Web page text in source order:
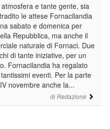
di Redazione
e tante gente, sia
le attese Fornacilandia
sabato e domenica per
Repubblica, ma anche il
naturale di Fornaci. Due
di tante iniziative, per un
Fornacilandia ha regalato
eventi. Per la parte
novembre anche la...